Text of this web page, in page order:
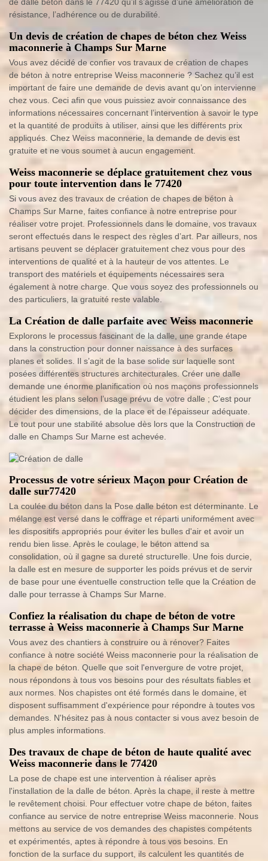
résistance, l’adhérence ou de durabilité.
Un devis de création de chapes de béton chez Weiss
maconnerie à Champs Sur Marne
Vous avez décidé de confier vos travaux de création de chapes
de béton à notre entreprise Weiss maconnerie ? Sachez qu’il est
important de faire une demande de devis avant qu’on intervienne
chez vous. Ceci afin que vous puissiez avoir connaissance des
informations nécessaires concernant l’intervention à savoir le type
et la quantité de produits à utiliser, ainsi que les différents prix
appliqués. Chez Weiss maconnerie, la demande de devis est
gratuite et ne vous soumet à aucun engagement.
Weiss maconnerie se déplace gratuitement chez vous
pour toute intervention dans le 77420
Si vous avez des travaux de création de chapes de béton à
Champs Sur Marne, faites confiance à notre entreprise pour
réaliser votre projet. Professionnels dans le domaine, vos travaux
seront effectués dans le respect des règles d’art. Par ailleurs, nos
artisans peuvent se déplacer gratuitement chez vous pour des
interventions de qualité et à la hauteur de vos attentes. Le
transport des matériels et équipements nécessaires sera
également à notre charge. Que vous soyez des professionnels ou
des particuliers, la gratuité reste valable.
La Création de dalle parfaite avec Weiss maconnerie
Explorons le processus fascinant de la dalle, une grande étape
dans la construction pour donner naissance à des surfaces
planes et solides. Il s’agit de la base solide sur laquelle sont
posées différentes structures architecturales. Créer une dalle
demande une énorme planification où nos maçons professionnels
étudient les plans selon l’usage prévu de votre dalle ; C’est pour
décider des dimensions, de la place et de l'épaisseur adéquate.
Le tout pour une stabilité absolue dès lors que la Construction de
dalle en Champs Sur Marne est achevée.
Processus de votre sérieux Maçon pour Création de
dalle sur77420
La coulée du béton dans la Pose dalle béton est déterminante. Le
mélange est versé dans le coffrage et réparti uniformément avec
les dispositifs appropriés pour éviter les bulles d'air et avoir un
rendu bien lisse. Après le coulage, le béton attend sa
consolidation, où il gagne sa dureté structurelle. Une fois durcie,
la dalle est en mesure de supporter les poids prévus et de servir
de base pour une éventuelle construction telle que la Création de
dalle pour terrasse à Champs Sur Marne.
Confiez la réalisation du chape de béton de votre
terrasse à Weiss maconnerie à Champs Sur Marne
Vous avez des chantiers à construire ou à rénover? Faites
confiance à notre société Weiss maconnerie pour la réalisation de
la chape de béton. Quelle que soit l'envergure de votre projet,
nous répondons à tous vos besoins pour des résultats fiables et
aux normes. Nos chapistes ont été formés dans le domaine, et
disposent suffisamment d'expérience pour répondre à toutes vos
demandes. N'hésitez pas à nous contacter si vous avez besoin de
plus amples informations.
Des travaux de chape de béton de haute qualité avec
Weiss maconnerie dans le 77420
La pose de chape est une intervention à réaliser après
l'installation de la dalle de béton. Après la chape, il reste à mettre
le revêtement choisi. Pour effectuer votre chape de béton, faites
confiance au service de notre entreprise Weiss maconnerie. Nous
mettons au service de vos demandes des chapistes compétents
et expérimentés, aptes à répondre à tous vos besoins. En
fonction de la surface du support, ils calculent les quantités de